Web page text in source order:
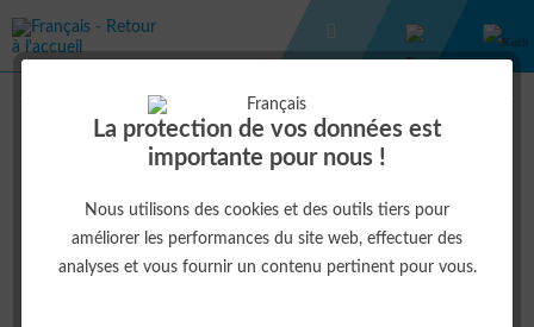
La protection de vos données est
importante pour nous !
Nous utilisons des cookies et des outils tiers pour
améliorer les performances du site web, effectuer des
analyses et vous fournir un contenu pertinent pour vous.
SOFTSHELLJACKE HERREN